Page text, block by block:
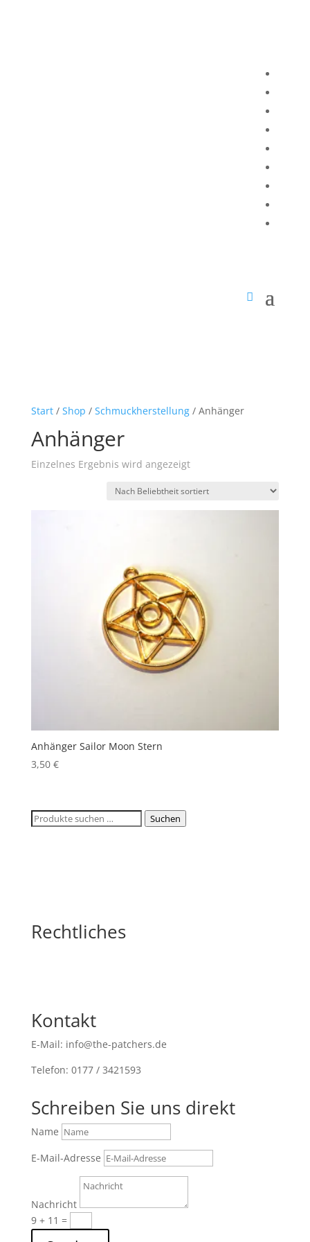
Start/ Shop / Schmuckherstellung/ Anhänger
Anhänger
Einzelnes Ergebnis wird angezeigt
Anhänger Sailor Moon Stern
3,50 €
Suchen
Suchen
Rechtliches
Kontakt
E-Mail: info@the-patchers.de
Telefon: 0177 / 3421593
Schreiben Sie uns direkt
Name
E-Mail-Adresse
Nachricht
9 + 11 =